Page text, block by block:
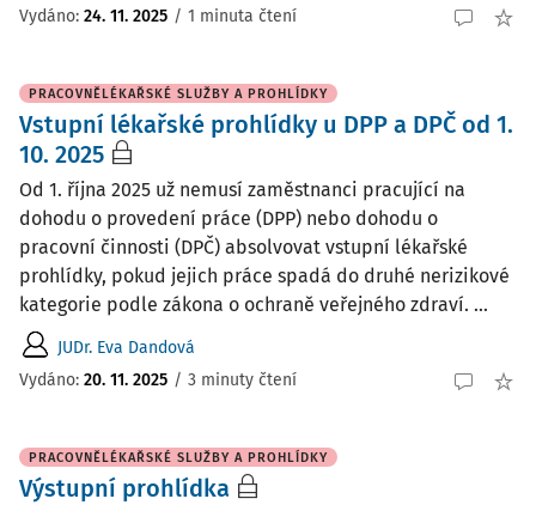
Vydáno: 24. 11. 2025 / 1 minuta čtení
PRACOVNĚLÉKAŘSKÉ SLUŽBY A PROHLÍDKY
Vstupní lékařské prohlídky u DPP a DPČ od 1.
10. 2025
Od 1. října 2025 už nemusí zaměstnanci pracující na
dohodu o provedení práce (DPP) nebo dohodu o
pracovní činnosti (DPČ) absolvovat vstupní lékařské
prohlídky, pokud jejich práce spadá do druhé nerizikové
kategorie podle zákona o ochraně veřejného zdraví. ...
JUDr. Eva Dandová
Vydáno: 20. 11. 2025 / 3 minuty čtení
PRACOVNĚLÉKAŘSKÉ SLUŽBY A PROHLÍDKY
Výstupní prohlídka